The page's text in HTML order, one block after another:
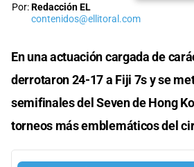
Por:Redacción EL
contenidos@ellitoral.com
En una actuación cargada de
derrotaron 24-17 a Fiji 7s y se
semifinales del Seven de Hong
torneos más emblemáticos del